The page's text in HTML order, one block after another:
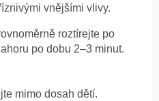
vnějšími vlivy.
roztírejte po
po dobu 2–3 minut.
mimo dosah dětí.